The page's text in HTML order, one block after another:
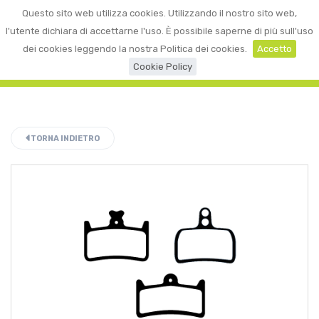
Questo sito web utilizza cookies. Utilizzando il nostro sito web,
l'utente dichiara di accettarne l'uso. È possibile saperne di più sull'uso
dei cookies leggendo la nostra Politica dei cookies.
Accetto
Cookie Policy
☰ 0
TORNA INDIETRO